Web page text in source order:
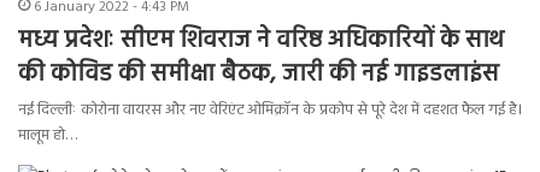
6 January 2022 - 4:43 PM
मध्य प्रदेशः सीएम शिवराज ने वरिष्ठ अधिकारियों के साथ
की कोविड की समीक्षा बैठक, जारी की नई गाइडलाइंस
नई दिल्लीः कोरोना वायरस और नए वेरिएंट ओमिक्रॉन के प्रकोप से पूरे देश में दहशत फैल गई है।
मालूम हो…